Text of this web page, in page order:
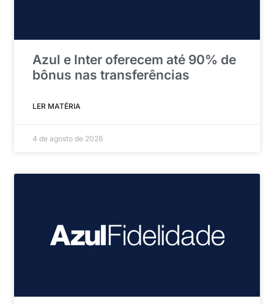
Azul e Inter oferecem até 90% de
bônus nas transferências
LER MATÉRIA
4 de agosto de 2026